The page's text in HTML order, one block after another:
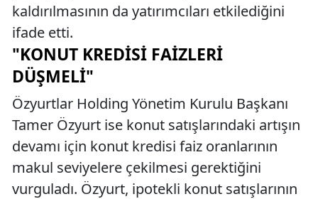
kaldırılmasının da yatırımcıları etkilediğini
ifade etti.
"KONUT KREDISI FAIZLERI
DÜŞMELI"
Özyurtlar Holding Yönetim Kurulu Başkanı
Tamer Özyurt ise konut satışlarındaki artışın
devamı için konut kredisi faiz oranlarının
makul seviyelere çekilmesi gerektiğini
vurguladı. Özyurt, ipotekli konut satışlarının